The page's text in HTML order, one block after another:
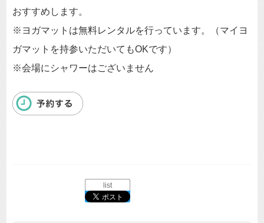
おすすめします。
※ヨガマットは無料レンタルを行っています。（マイヨ
ガマットを持参いただいてもOKです）
※会場にシャワーはございません
list